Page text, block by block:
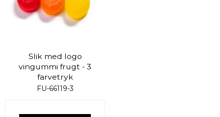
Slik med logo
vingummi frugt - 3
farvetryk
FU-66119-3